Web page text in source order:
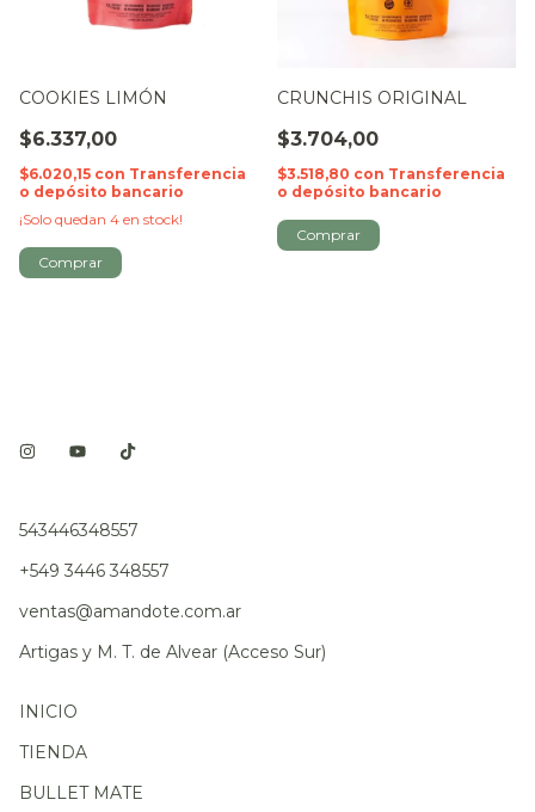
COOKIES LIMÓN
$6.337,00
$6.020,15 con Transferencia
o depósito bancario
¡Solo quedan 4 en stock!
CRUNCHIS ORIGINAL
$3.704,00
$3.518,80 con Transferencia
o depósito bancario
543446348557
+549 3446 348557
ventas@amandote.com.ar
Artigas y M. T. de Alvear (Acceso Sur)
INICIO
TIENDA
BULLET MATE